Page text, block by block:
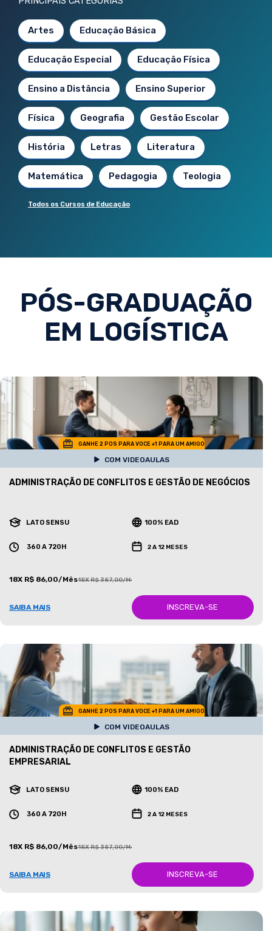
Artes Educação Básica
Educação Especial Educação Física
Ensino a Distância Ensino Superior
Física Geografia Gestão Escolar
História Letras Literatura
Matemática Pedagogia Teologia
Todos os Cursos de Educação
PÓS-GRADUAÇÃO
EM LOGÍSTICA
GANHE 2 POS PARA VOCE +1 PARA UM AMIGO
COM VIDEOAULAS
ADMINISTRAÇÃO DE CONFLITOS E GESTÃO DE NEGÓCIOS
LATO SENSU 100% EAD
360 A 720H 2 A 12 MESES
18X R$ 86,00/Mês18X R$ 387,00/Mês
SAIBA MAIS INSCREVA-SE
GANHE 2 POS PARA VOCE +1 PARA UM AMIGO
COM VIDEOAULAS
ADMINISTRAÇÃO DE CONFLITOS E GESTÃO
EMPRESARIAL
LATO SENSU 100% EAD
360 A 720H 2 A 12 MESES
18X R$ 86,00/Mês18X R$ 387,00/Mês
SAIBA MAIS INSCREVA-SE